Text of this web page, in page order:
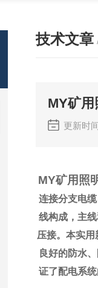
技术文章
MY矿
更新时
MY矿用照
连接分支电
线构成，主
压接。本实
良好的防水
证了配电系